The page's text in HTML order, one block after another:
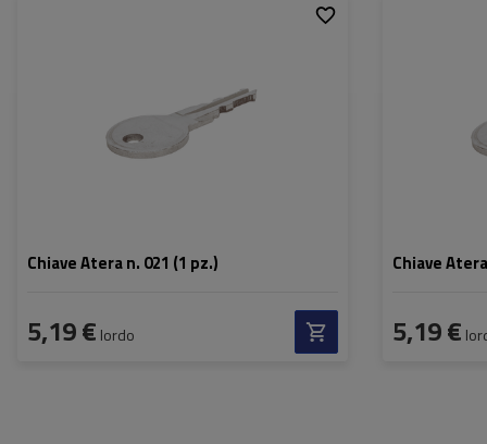
Chiave Atera n. 021 (1 pz.)
5,19 € lordo
Chiave
5,19 €